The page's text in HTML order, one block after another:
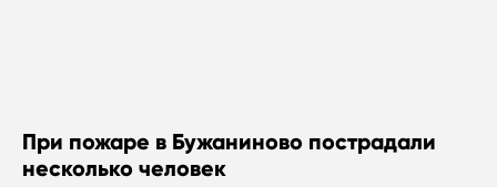
При пожаре в Бужаниново пострадали
несколько человек